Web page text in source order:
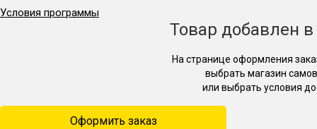
Условия программы
Товар добавлен в
На странице оформления
выбрать магазин
или выбрать условия
Оформить заказ